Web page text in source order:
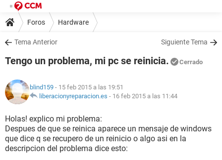
Foros Hardware
Tema Anterior Siguiente Tema
Tengo un problema, mi pc se reinicia. Cerrado
blind159 - 15 feb 2015 a las 19:51
liberacionyreparacion.es - 16 feb 2015 a las 11:44
Holas! explico mi problema:
Despues de que se reinica aparece un mensaje de windows
que dice q se recupero de un reinicio o algo asi en la
descripcion del problema dice esto: